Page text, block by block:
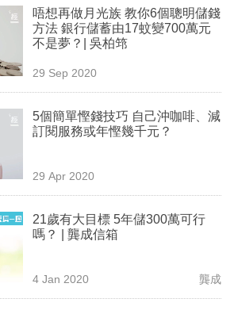
唔想再做月光族 教你6個聰明儲錢
方法 銀行儲蓄由17蚊變700萬元
不是夢？| 吳柏筇
29 Sep 2020
5個簡單慳錢技巧 自己沖咖啡、減
訂閱服務或年慳幾千元？
29 Apr 2020
21歲有大目標 5年儲300萬可行
嗎？ | 龔成信箱
4 Jan 2020 龔成